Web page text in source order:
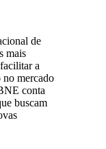
de
mais
a
no mercado
conta
buscam